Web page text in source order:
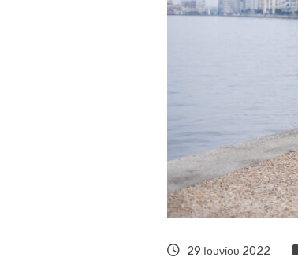
29 Ιουνίου 2022